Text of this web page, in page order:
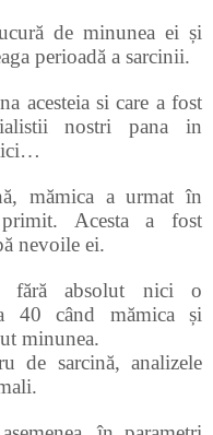
de minunea ei și
perioadă a sarcinii.
acesteia si care a fost
nostri pana in
mămica a urmat în
Acesta a fost
nevoile ei.
fără absolut nici o
40 când mămica și
minunea.
de sarcină, analizele